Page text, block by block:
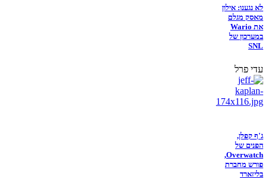
לא נגענו: אילון
מאסק מגלם
את Wario
במערכון של
SNL
עדי פרל
ג'ף קפלן,
הפנים של
Overwatch,
פורש מחברת
בליזארד